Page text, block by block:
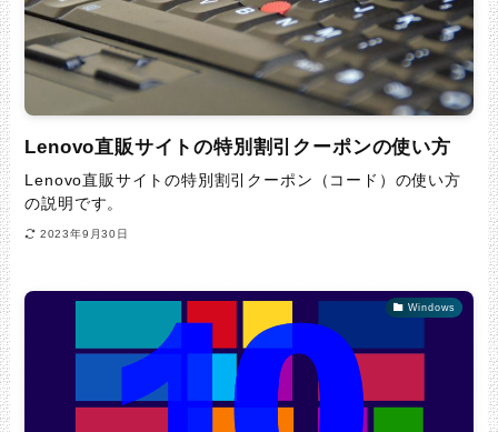
Lenovo直販サイトの特別割引クーポンの使い方
Lenovo直販サイトの特別割引クーポン（コード）の使い方
の説明です。
2023年9月30日
Windows